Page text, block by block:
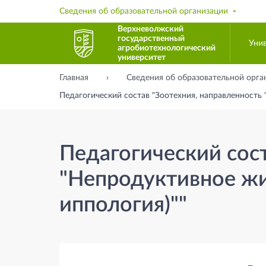
Сведения об образовательной организации
Верхневолжский
государственный
агробиотехнологический
университет
Главная Сведения об образовательной
Педагогический состав "Зоотехния,
Педагогический
"Непродуктивное
иппология)""